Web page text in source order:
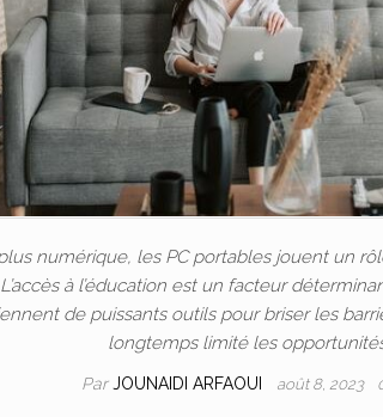
numérique, les PC portables jouent un
à l’éducation est un facteur
de puissants outils pour briser les
longtemps limité les
ParJOUNAIDI ARFAOUI août 8, 2023